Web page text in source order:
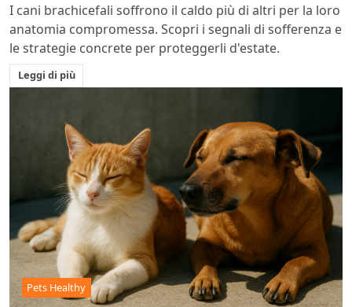
I cani brachicefali soffrono il caldo più di altri per la loro
anatomia compromessa. Scopri i segnali di sofferenza e
le strategie concrete per proteggerli d'estate.
Leggi di più
Pets Healthy